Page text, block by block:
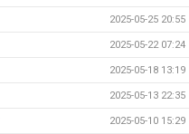
2025-05-25 20:55
2025-05-22 07:24
2025-05-18 13:19
2025-05-13 22:35
2025-05-10 15:29